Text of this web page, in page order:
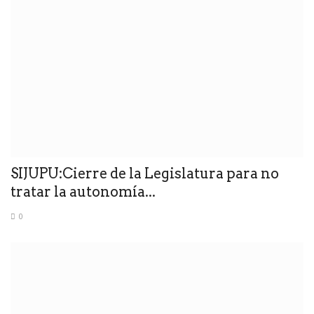
SIJUPU:Cierre de la Legislatura para no
tratar la autonomía...
0